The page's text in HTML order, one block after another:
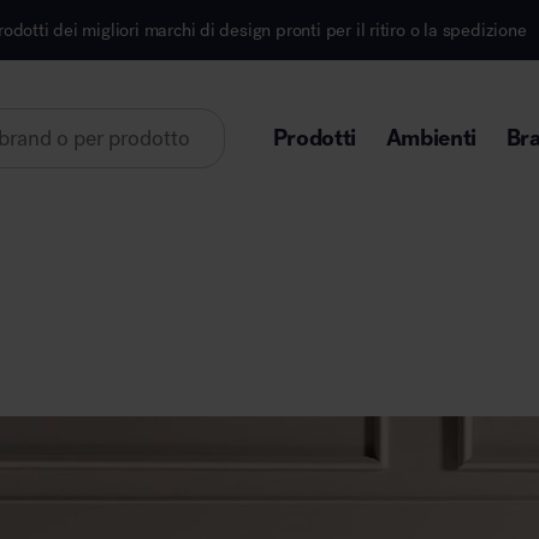
marchi di design pronti per il ritiro o la spedizione
Prodotti Ambienti
Area direzionale